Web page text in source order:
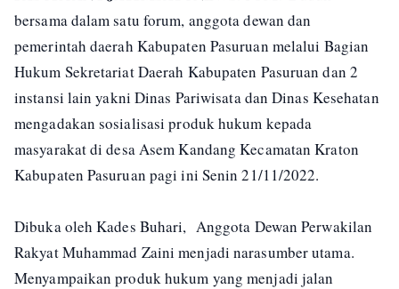
bersama dalam satu forum, anggota dewan dan
pemerintah daerah Kabupaten Pasuruan melalui Bagian
Hukum Sekretariat Daerah Kabupaten Pasuruan dan 2
instansi lain yakni Dinas Pariwisata dan Dinas Kesehatan
mengadakan sosialisasi produk hukum kepada
masyarakat di desa Asem Kandang Kecamatan Kraton
Kabupaten Pasuruan pagi ini Senin 21/11/2022.
Dibuka oleh Kades Buhari, Anggota Dewan Perwakilan
Rakyat Muhammad Zaini menjadi narasumber utama.
Menyampaikan produk hukum yang menjadi jalan